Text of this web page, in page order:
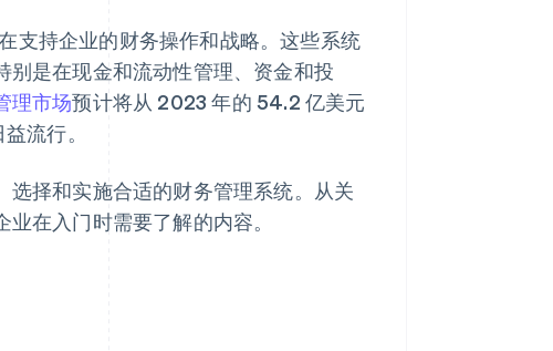
在支持企业的财务操作和战略。这些系统
是在现金和流动性管理、资金和投
理市场预计将从 2023 年的 54.2 亿美元
流行。
择和实施合适的财务管理系统。从关
在入门时需要了解的内容。